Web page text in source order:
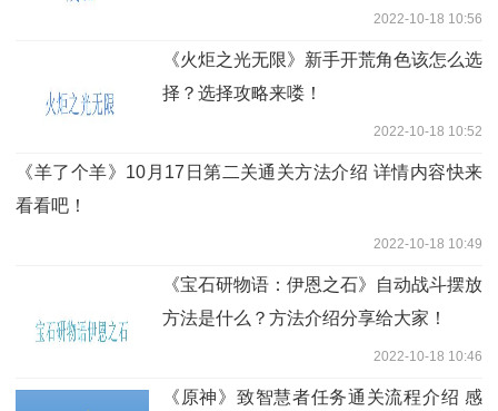
2022-10-18 10:56
《火炬之光无限》新手开荒角色该怎么选
择？选择攻略来喽！
2022-10-18 10:52
《​羊了个羊》10月17日第二关通关方法介绍 详情内容快来
看看吧！
2022-10-18 10:49
《宝石研物语：伊恩之石》自动战斗摆放
方法是什么？方法介绍分享给大家！
2022-10-18 10:46
《原神》致智慧者任务通关流程介绍 感